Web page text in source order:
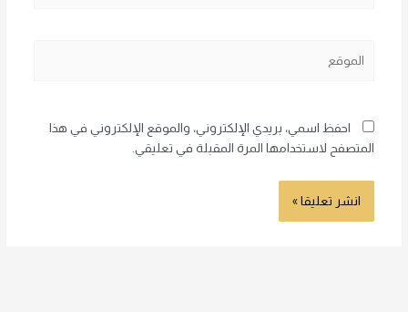
احفظ اسمي، بريدي الإلكتروني، والموقع الإلكتروني في هذا
المتصفح لاستخدامها المرة المقبلة في تعليقي.